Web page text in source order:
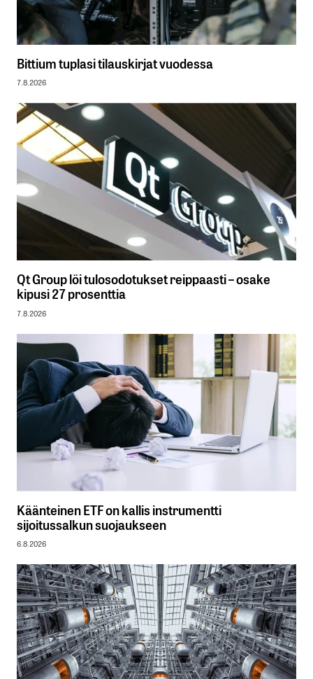
Bittium tuplasi tilauskirjat vuodessa
7.8.2026
Qt Group löi tulosodotukset reippaasti – osake
kipusi 27 prosenttia
7.8.2026
Käänteinen ETF on kallis instrumentti
sijoitussalkun suojaukseen
6.8.2026